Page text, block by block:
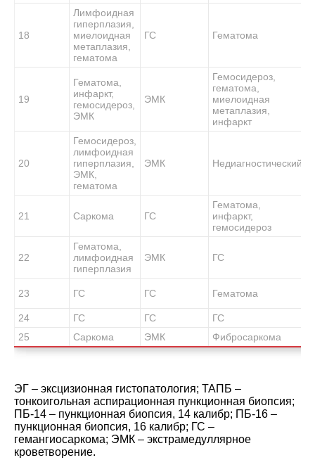
18
Лимфоидная
гиперплазия,
миелоидная
метаплазия,
гематома
ГС Гематома
19
Гематома,
инфаркт,
гемосидероз,
ЭМК
ЭМК
Гемосидероз,
гематома,
миелоидная
метаплазия,
инфаркт
20
Гемосидероз,
лимфоидная
гиперплазия,
ЭМК,
гематома
ЭМК Недиагностический
21 Саркома ГС
Гематома,
инфаркт,
гемосидероз
22
Гематома,
лимфоидная
гиперплазия
ЭМК ГС
23 ГС ГС Гематома
24
ГС ГС ГС
25
Саркома ЭМК Фибросаркома
ЭГ – эксцизионная гистопатология; ТАПБ –
тонкоигольная аспирационная пункционная биопсия;
ПБ-14 – пункционная биопсия, 14 калибр; ПБ-16 –
пункционная биопсия, 16 калибр; ГС –
гемангиосаркома; ЭМК – экстрамедуллярное
кроветворение.